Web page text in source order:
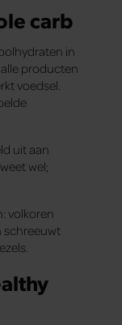
carb
in
producten
voedsel.
uit aan
wel;
volkoren
schreeuwt